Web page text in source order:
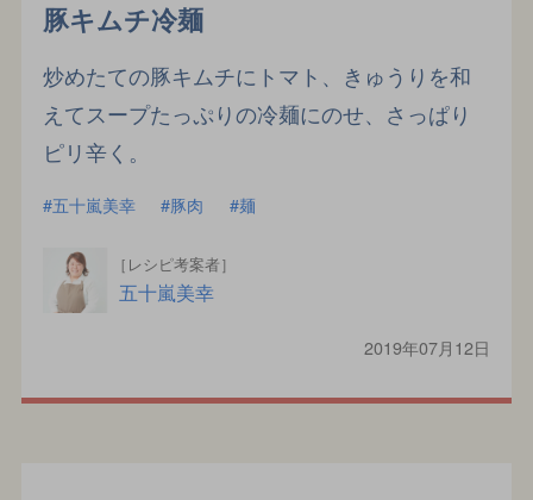
豚キムチ冷麺
炒めたての豚キムチにトマト、きゅうりを和
えてスープたっぷりの冷麺にのせ、さっぱり
ピリ辛く。
五十嵐美幸 豚肉 麺
［レシピ考案者］
五十嵐美幸
2019年07月12日